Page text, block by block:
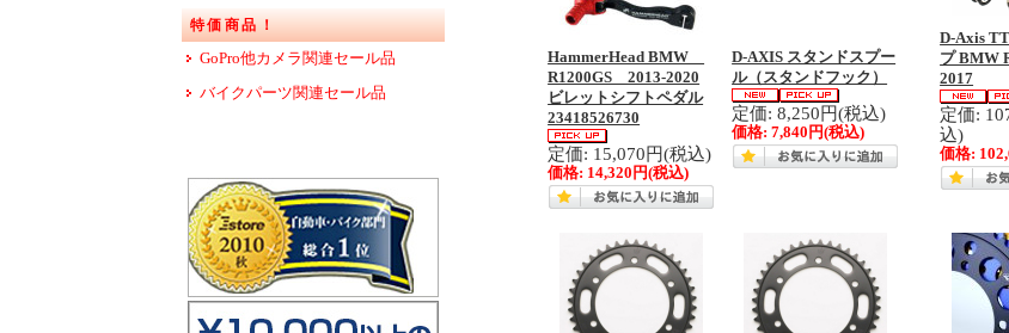
特価商品！
GoPro他カメラ関連セール品
バイクパーツ関連セール品
HammerHead BMW
R1200GS 2013-2020
ビレットシフトペダル
23418526730
定価: 15,070円(税込)
価格: 14,320円(税込)
D-AXIS スタンドスプー
ル（スタンドフック）
定価: 8,250円(税込)
価格:7,840円(税込)
D-Axis
プ BMW
2017
定価:
込)
価格: